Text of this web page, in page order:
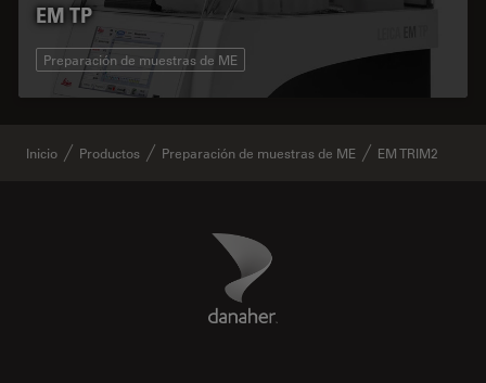
EM TP
Preparación de muestras de ME
Inicio Productos Preparación de muestras de ME EM TRIM2
Danaher Logo